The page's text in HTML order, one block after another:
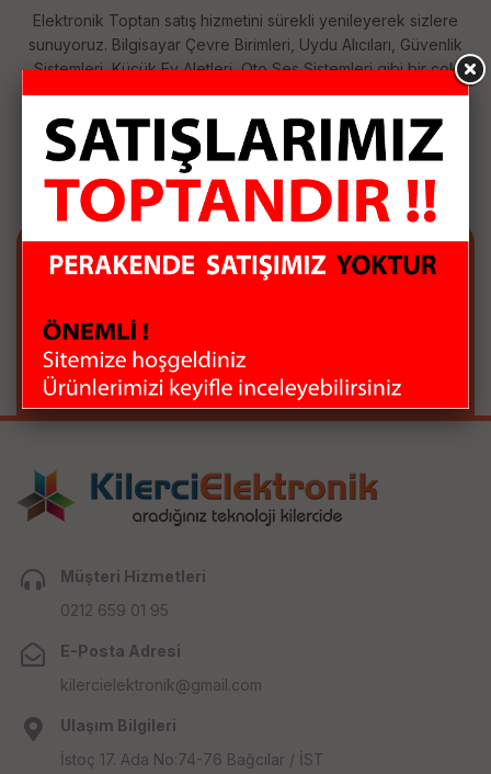
Elektronik Toptan satış hizmetini sürekli yenileyerek sizlere
sunuyoruz. Bilgisayar Çevre Birimleri, Uydu Alıcıları, Güvenlik
Sistemleri, Küçük Ev Aletleri, Oto Ses Sistemleri gibi bir çok
kategoride her geçen gün çeşitlerimizi arttırıyoruz. Size
sağladığımız bu çeşitlilik ile ihtiyaçlarınızı tek merkezden
karşılamanızı sağlıyoruz. Siparişlerinizi özenle hazırlayıp
anlaşmalı kargo firması ile hızlı bir şekilde size ulaştırıyoruz.
E-BÜLTEN ABONELİĞİ
E-Bülten aboneliği ile fırsatları kaçırma...
Müşteri Hizmetleri
0212 659 01 95
E-Posta Adresi
kilercielektronik@gmail.com
Ulaşım Bilgileri
İstoç 17. Ada No:74-76 Bağcılar / İST